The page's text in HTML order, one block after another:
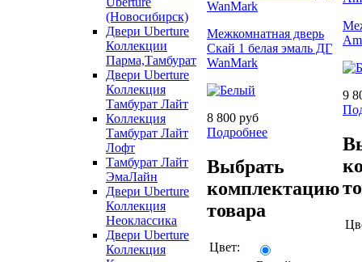
(Новосибирск)
Двери Uberture
Коллекции
Парма,Тамбурат
Двери Uberture
Коллекция
Тамбурат Лайт
Коллекция
Тамбурат Лайт
Лофт
Тамбурат Лайт
ЭмаЛайн
Двери Uberture
Коллекция
Неоклассика
Двери Uberture
Коллекция
Межкомнатная дверь
Скай 1 белая эмаль ДГ
WanMark
8 800 руб
Подробнее
Выбрать
комплектацию
товара
Цвет:
9